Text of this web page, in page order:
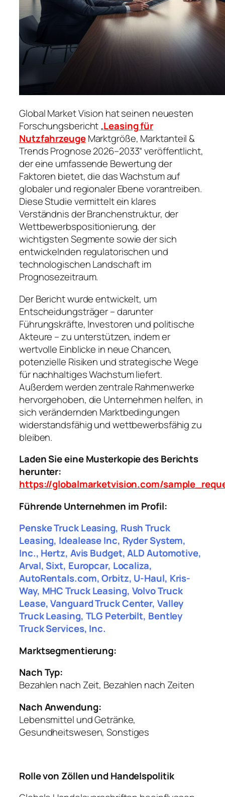
Global Market Vision hat seinen neuesten
Forschungsbericht „Leasing für
NutzfahrzeugeMarktgröße, Marktanteil &
Trends Prognose 2026–2033“ veröffentlicht,
der eine umfassende Bewertung der
Faktoren bietet, die das Wachstum auf
globaler und regionaler Ebene vorantreiben.
Diese Studie vermittelt ein klares
Verständnis der Branchenstruktur, der
Wettbewerbspositionierung, der
wichtigsten Segmente sowie der sich
entwickelnden regulatorischen und
technologischen Landschaft im
Prognosezeitraum.
Der Bericht wurde entwickelt, um
Entscheidungsträger – darunter
Führungskräfte, Investoren und politische
Akteure – zu unterstützen, indem er
wertvolle Einblicke in neue Chancen,
potenzielle Risiken und strategische Wege
für nachhaltiges Wachstum liefert.
Außerdem werden zentrale Rahmenwerke
hervorgehoben, die Unternehmen helfen, in
sich verändernden Marktbedingungen
widerstandsfähig und wettbewerbsfähig zu
bleiben.
Laden Sie eine Musterkopie des Berichts
herunter:
https://globalmarketvision.com/
Führende Unternehmen im Profil:
Penske Truck Leasing, Rush Truck
Leasing, Idealease Inc, Ryder System,
Inc., Hertz, Avis Budget, ALD Automotive,
Arval, Sixt, Europcar, Localiza,
AutoRentals.com, Orbitz, U-Haul, Kris-
Way, MHC Truck Leasing, Volvo Truck
Lease, Vanguard Truck Center, Valley
Truck Leasing, TLG Peterbilt, Bentley
Truck Services, Inc.
Marktsegmentierung:
Nach Typ:
Bezahlen nach Zeit, Bezahlen nach Zeiten
Nach Anwendung:
Lebensmittel und Getränke,
Gesundheitswesen, Sonstiges
Rolle von Zöllen und Handelspolitik